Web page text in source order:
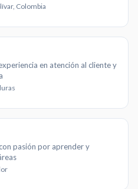
Colombia
en atención al cliente y
pasión por aprender y